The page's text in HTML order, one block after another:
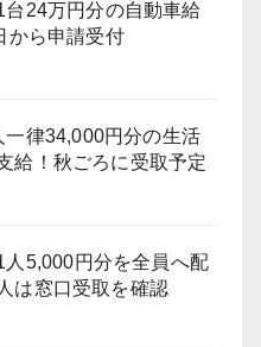
台24万円分の自動車給
から申請受付
一律34,000円分の生活
給！秋ごろに受取予定
人5,000円分を全員へ配
は窓口受取を確認